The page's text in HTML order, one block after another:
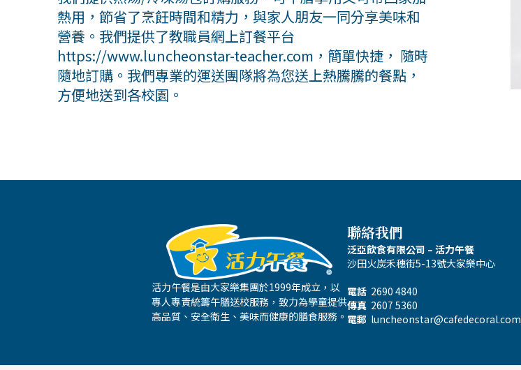
熱用，節省了烹飪時間和精力，與家人朋友一同分享美味和
營養。我們提供了教職員網上訂餐平台
https://www.luncheonstar-teacher.com ，簡單快捷， 隨時
隨地訂購。我們專業的運送團隊將為您送上熱騰騰的餐點，
方便地送到各校園。
活力午餐是由大家樂集團於1999年成立，以
專人專責統籌午膳送校服務，致力為學童提供
高品質、安全衛生、美味而健康的膳食服務。
聯絡我們
泛亞飲食有限公司 – 活力午餐
沙田火炭禾穗街5-13號大家樂中心
電話 2690 4840
傳真 2607 5360
電郵 luncheonstar@cafedecoral.com